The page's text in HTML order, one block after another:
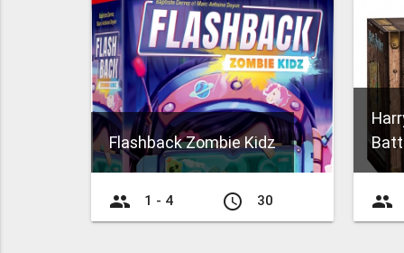
Flashback Zombie Kidz
group 1 - 4 access_time 30 group